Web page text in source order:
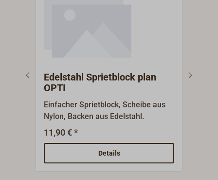
Edelstahl Sprietblock plan
OPTI
Einfacher Sprietblock, Scheibe aus
Nylon, Backen aus Edelstahl.
11,90 € *
Details